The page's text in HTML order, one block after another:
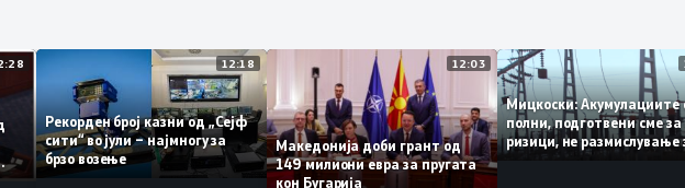
12:28
од
во
12:18
Рекорден број казни од „Сејф
сити“ во јули – најмногу за
брзо возење
12:03
Македонија доби грант од
149 милиони евра за пругата
кон Бугарија
Мицкоски:
полни, подготвени
ризици, не
поскапување на